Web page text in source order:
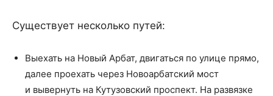
Существует несколько путей:
Выехать на Новый Арбат, двигаться по улице прямо,
далее проехать через Новоарбатский мост
и вывернуть на Кутузовский проспект. На развязке